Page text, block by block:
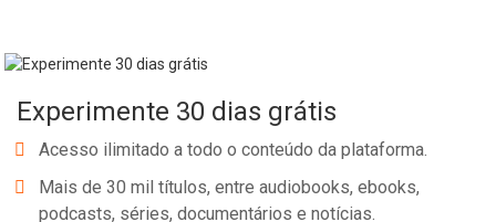
Experimente 30 dias grátis
Acesso ilimitado a todo o conteúdo da plataforma.
Mais de 30 mil títulos, entre audiobooks, ebooks,
podcasts, séries, documentários e notícias.